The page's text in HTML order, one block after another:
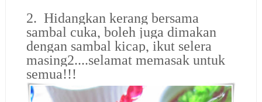
2. Hidangkan kerang bersama
sambal cuka, boleh juga dimakan
dengan sambal kicap, ikut selera
masing2....selamat memasak untuk
semua!!!